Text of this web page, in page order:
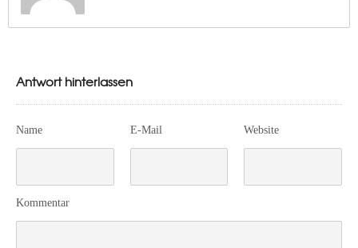
Antwort hinterlassen
Name E-Mail Website
Kommentar